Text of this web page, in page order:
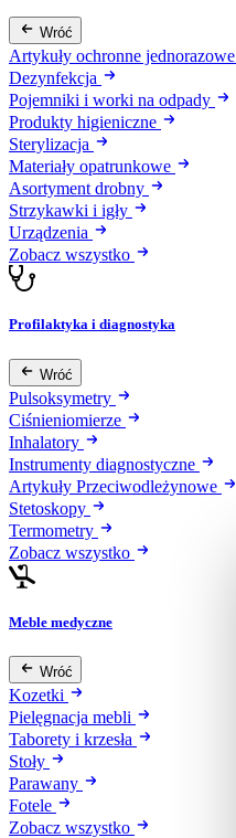
Wróć
Artykuły ochronne jednorazowe
Dezynfekcja
Pojemniki i worki na odpady
Produkty higieniczne
Sterylizacja
Materiały opatrunkowe
Asortyment drobny
Strzykawki i igły
Urządzenia
Zobacz wszystko
Profilaktyka i diagnostyka
Wróć
Pulsoksymetry
Ciśnieniomierze
Inhalatory
Instrumenty diagnostyczne
Artykuły Przeciwodleżynowe
Stetoskopy
Termometry
Zobacz wszystko
Meble medyczne
Wróć
Kozetki
Pielęgnacja mebli
Taborety i krzesła
Stoły
Parawany
Fotele
Zobacz wszystko